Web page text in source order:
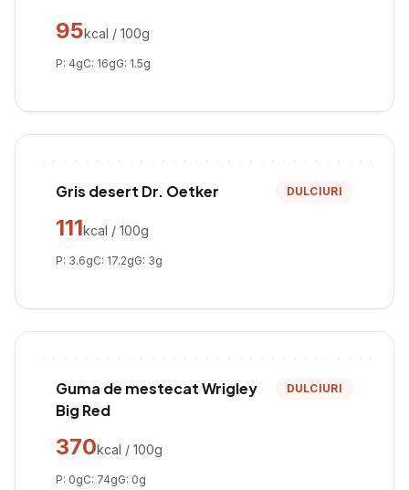
95kcal / 100g
P: 4gC: 16gG: 1.5g
Gris desert Dr. Oetker DULCIURI
111kcal / 100g
P: 3.6gC: 17.2gG: 3g
Guma de mestecat Wrigley
Big Red
DULCIURI
370kcal / 100g
P: 0gC: 74gG: 0g